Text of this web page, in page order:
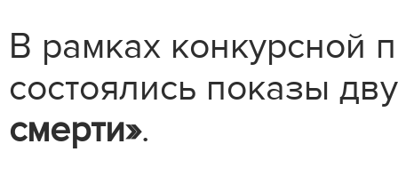
В рамках конкурсной
состоялись показы
смерти».